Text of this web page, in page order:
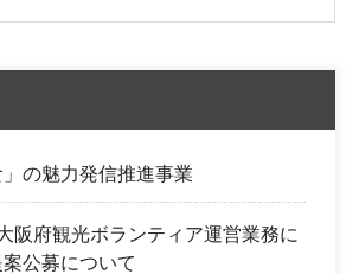
の魅力発信推進事業
阪府観光ボランティア運営業務に
公募について